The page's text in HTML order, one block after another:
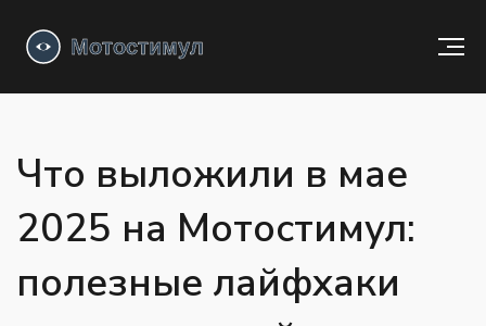
Что выложили в мае
2025 на Мотостимул:
полезные лайфхаки